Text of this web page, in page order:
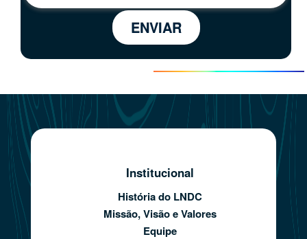
ENVIAR
Institucional
História do LNDC
Missão, Visão e Valores
Equipe